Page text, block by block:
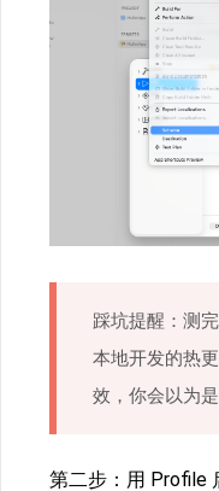
踩坑提醒：测
本地开发的热
效，你会以为
第二步：用 Profile